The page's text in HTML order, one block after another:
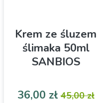
Krem ze śluzem
ślimaka 50ml
SANBIOS
Cena
36,00 złCena
45,00 zł